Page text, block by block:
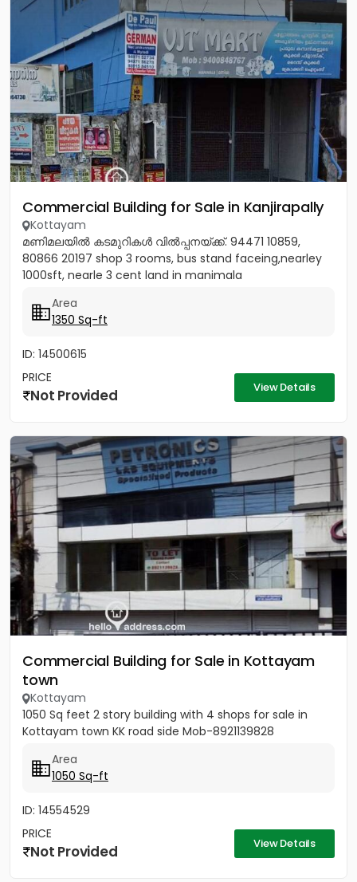
Commercial Building for Sale in Kanjirapally
Kottayam
മണിമലയിൽ കടമുറികൾ വിൽപ്പനയ്‌ക്ക്‎. 94471 10859,
80866 20197 shop 3 rooms, bus stand faceing,nearley
1000sft, nearle 3 cent land in manimala
Area
1350 Sq-ft
ID: 14500615
PRICE
Not Provided View Details
Commercial Building for Sale in Kottayam
town
Kottayam
1050 Sq feet 2 story building with 4 shops for sale in
Kottayam town KK road side Mob-8921139828
Area
1050 Sq-ft
ID: 14554529
PRICE
Not Provided View Details